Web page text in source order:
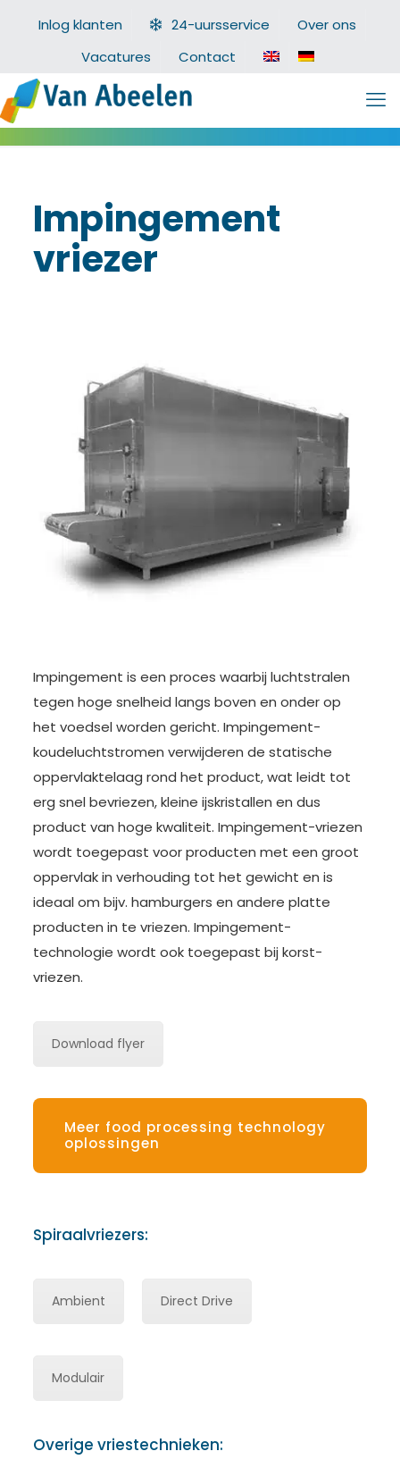
Inlog klanten 24-uursservice
Over ons
Vacatures
Contact
Impingement
vriezer
Impingement is een proces waarbij luchtstralen
tegen hoge snelheid langs boven en onder op
het voedsel worden gericht. Impingement-
koudeluchtstromen verwijderen de statische
oppervlaktelaag rond het product, wat leidt tot
erg snel bevriezen, kleine ijskristallen en dus
product van hoge kwaliteit. Impingement-vriezen
wordt toegepast voor producten met een groot
oppervlak in verhouding tot het gewicht en is
ideaal om bijv. hamburgers en andere platte
producten in te vriezen. Impingement-
technologie wordt ook toegepast bij korst-
vriezen.
Download flyer
Meer food processing technology
oplossingen
Spiraalvriezers:
Ambient Direct Drive
Modulair
Overige vriestechnieken: